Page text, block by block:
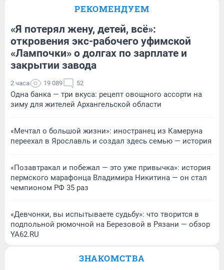
РЕКОМЕНДУЕМ
«Я потерял жену, детей, всё»:
откровения экс-рабочего уфимской
«Лампочки» о долгах по зарплате и
закрытии завода
2 часа 19 089 52
Одна банка — три вкуса: рецепт овощного ассорти на
зиму для жителей Архангельской области
«Мечтал о большой жизни»: иностранец из Камеруна
переехал в Ярославль и создал здесь семью — история
«Позавтракал и побежал — это уже привычка»: история
пермского марафонца Владимира Никитина — он стал
чемпионом РФ 35 раз
«Девчонки, вы испытываете судьбу»: что творится в
подпольной рюмочной на Березовой в Рязани — обзор
YA62.RU
ЗНАКОМСТВА